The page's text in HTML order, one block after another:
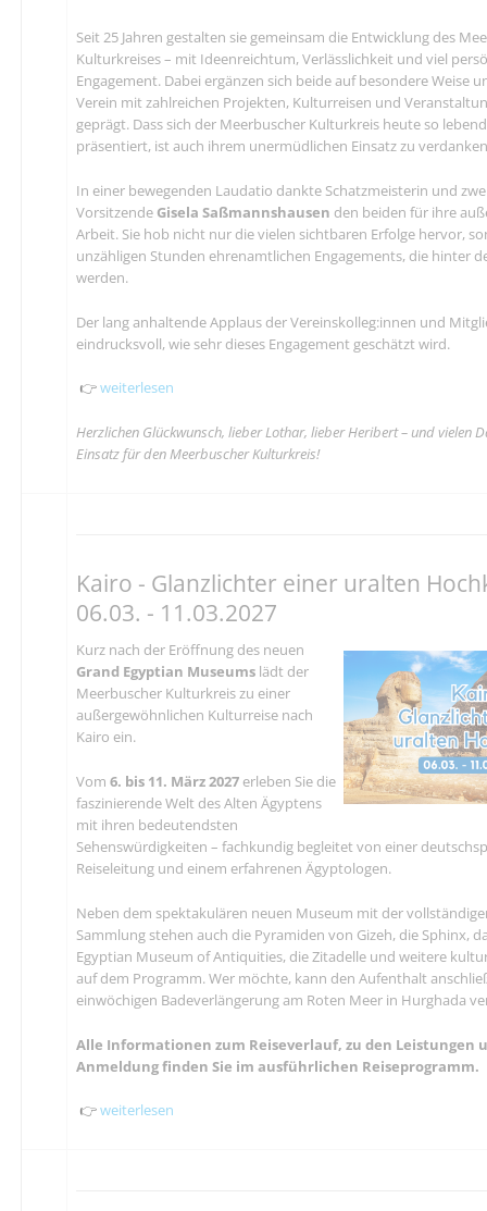
Seit 25 Jahren gestalten sie gemeinsam die Entwicklung des
Kulturkreises – mit Ideenreichtum, Verlässlichkeit und viel
Engagement. Dabei ergänzen sich beide auf besondere Weise
Verein mit zahlreichen Projekten, Kulturreisen und
geprägt. Dass sich der Meerbuscher Kulturkreis heute so
präsentiert, ist auch ihrem unermüdlichen Einsatz zu
In einer bewegenden Laudatio dankte Schatzmeisterin und
Vorsitzende Gisela Saßmannshausen den beiden für ihre
Arbeit. Sie hob nicht nur die vielen sichtbaren Erfolge hervor,
unzähligen Stunden ehrenamtlichen Engagements, die hinter
werden.
Der lang anhaltende Applaus der Vereinskolleg:innen und
eindrucksvoll, wie sehr dieses Engagement geschätzt wird.
👉weiterlesen
Herzlichen Glückwunsch, lieber Lothar, lieber Heribert – und vielen
Einsatz für den Meerbuscher Kulturkreis!
Kairo - Glanzlichter einer uralten
06.03. - 11.03.2027
Kurz nach der Eröffnung des neuen
Grand Egyptian Museums lädt der
Meerbuscher Kulturkreis zu einer
außergewöhnlichen Kulturreise nach
Kairo ein.
Vom6. bis 11. März 2027 erleben Sie die
faszinierende Welt des Alten Ägyptens
mit ihren bedeutendsten
Sehenswürdigkeiten – fachkundig begleitet von einer
Reiseleitung und einem erfahrenen Ägyptologen.
Neben dem spektakulären neuen Museum mit der
Sammlung stehen auch die Pyramiden von Gizeh, die Sphinx,
Egyptian Museum of Antiquities, die Zitadelle und weitere
auf dem Programm. Wer möchte, kann den Aufenthalt
einwöchigen Badeverlängerung am Roten Meer in Hurghada
Alle Informationen zum Reiseverlauf, zu den Leistungen
Anmeldung finden Sie im ausführlichen Reiseprogramm.
👉weiterlesen